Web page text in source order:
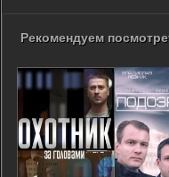
Рекомендуем